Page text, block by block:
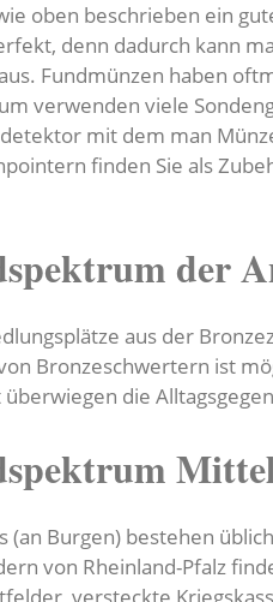
oben beschrieben ein
denn dadurch kann
Fundmünzen haben
verwenden viele
mit dem man
finden Sie als
der
aus der
Bronzeschwertern ist
die
(an Burgen) bestehen
von Rheinland-Pfalz